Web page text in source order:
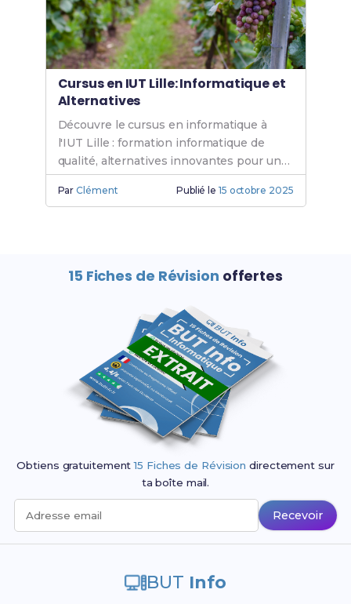
Cursus en IUT Lille: Informatique et
Alternatives
Découvre le cursus en informatique à
l'IUT Lille : formation informatique de
qualité, alternatives innovantes pour un
BUT informatique Lille. Rejoins l'IUT
informatique dès aujourd'hui.
ParClément Publié le 15 octobre 2025
15 Fiches de Révision offertes
Obtiens gratuitement15 Fiches de Révision directement sur
ta boîte mail.
Adresse email Recevoir
BUT Info